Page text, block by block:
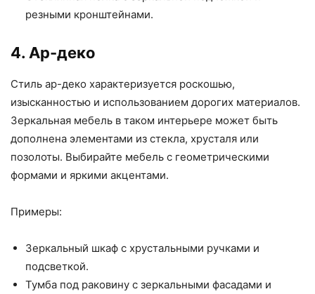
резными кронштейнами.
4. Ар-деко
Стиль ар-деко характеризуется роскошью,
изысканностью и использованием дорогих материалов.
Зеркальная мебель в таком интерьере может быть
дополнена элементами из стекла, хрусталя или
позолоты. Выбирайте мебель с геометрическими
формами и яркими акцентами.
Примеры:
Зеркальный шкаф с хрустальными ручками и
подсветкой.
Тумба под раковину с зеркальными фасадами и